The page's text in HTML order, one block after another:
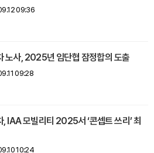
09:36
노사, 2025년 임단협 잠정합의 도출
09:28
, IAA 모빌리티 2025서 ‘콘셉트 쓰리’ 최
10:24